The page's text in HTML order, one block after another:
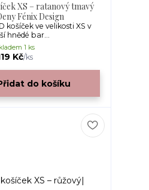
XS – ratanový tmavý
Fénix Design
košíček ve velikosti XS v
hnědé bar...
Kč/ks
1 ks
do košíku